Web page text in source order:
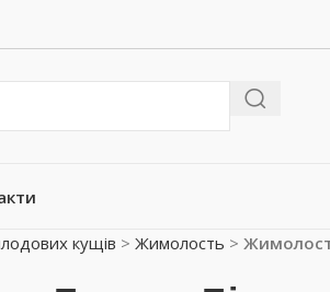
кущів > Жимолость >